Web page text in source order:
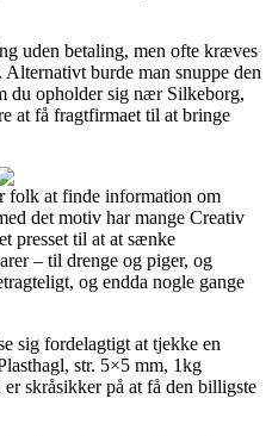
uden betaling, men ofte kræves
Alternativt burde man snuppe den
du opholder sig nær Silkeborg,
at få fragtfirmaet til at bringe
folk at finde information om
det motiv har mange Creativ
presset til at at sænke
– til drenge og piger, og
og endda nogle gange
sig fordelagtigt at tjekke en
str. 5×5 mm, 1kg
skråsikker på at få den billigste